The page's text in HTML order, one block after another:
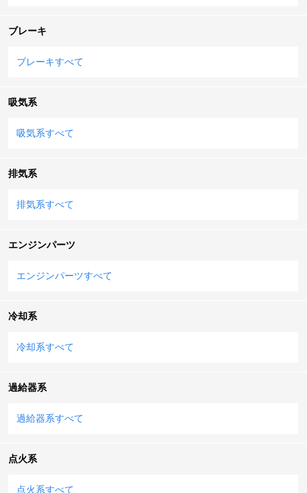
ブレーキ
ブレーキすべて
吸気系
吸気系すべて
排気系
排気系すべて
エンジンパーツ
エンジンパーツすべて
冷却系
冷却系すべて
過給器系
過給器系すべて
点火系
点火系すべて